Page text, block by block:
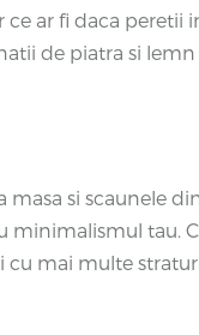
ar fi daca peretii
de piatra si lemn
si scaunele
minimalismul tau.
cu mai multe